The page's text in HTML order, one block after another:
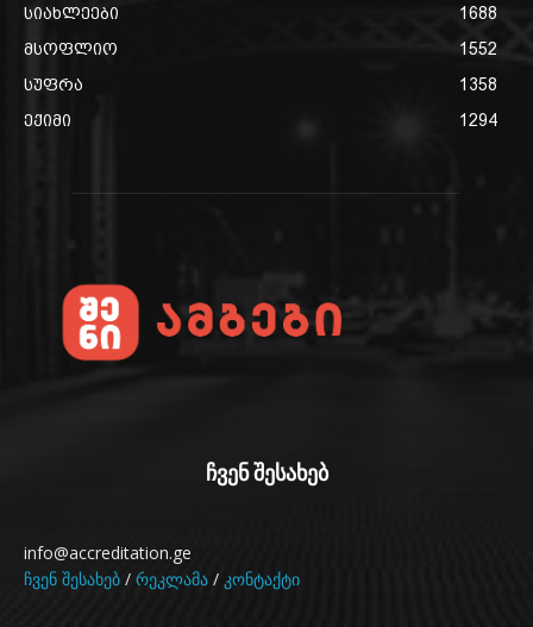
სიახლეები
1688
მსოფლიო
1552
სუფრა
1358
ექიმი
1294
ჩვენ შესახებ
info@accreditation.ge
ჩვენ შესახებ / რეკლამა / კონტაქტი